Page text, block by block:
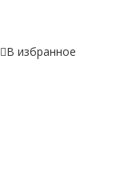
В избранное